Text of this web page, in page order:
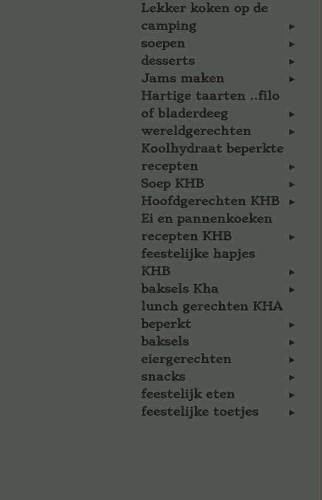
Lekker koken op de
camping
soepen
desserts
Jams maken
Hartige taarten ..filo
of bladerdeeg
wereldgerechten
Koolhydraat beperkte
recepten
Soep KHB
Hoofdgerechten KHB
Ei en pannenkoeken
recepten KHB
feestelijke hapjes
KHB
baksels Kha
lunch gerechten KHA
beperkt
baksels
eiergerechten
snacks
feestelijk eten
feestelijke toetjes